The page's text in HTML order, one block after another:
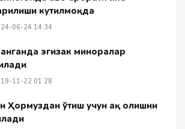
кутилмоқда
06-24 14:34
эгизак миноралар
11-22 01:28
Ҳормуздан ўтиш учун ҳақ олишни